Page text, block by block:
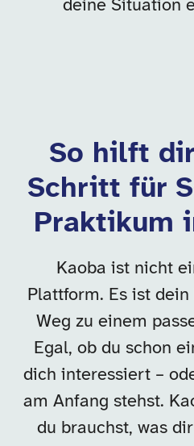
deine Situation
So hilft
Schritt für
Praktikum
Kaoba ist nicht
Plattform. Es ist
Weg zu einem
Egal, ob du schon
dich interessiert –
am Anfang stehst.
du brauchst, was